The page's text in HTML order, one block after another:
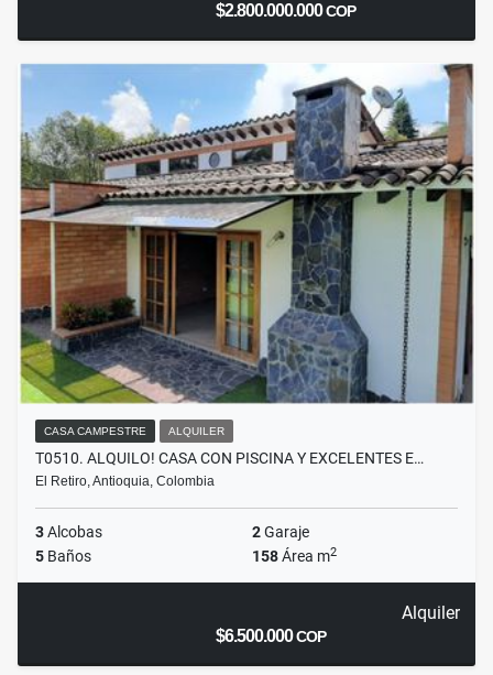
$2.800.000.000COP
CASA CAMPESTRE ALQUILER
T0510. ALQUILO! CASA CON PISCINA Y EXCELENTES E…
El Retiro, Antioquia, Colombia
3Alcobas 2Garaje
5 Baños 158Área m2
Alquiler
$6.500.000COP